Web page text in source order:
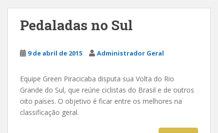
Pedaladas no Sul
9 de abril de 2015 Administrador Geral
Equipe Green Piracicaba disputa sua Volta do Rio
Grande do Sul, que reúne ciclistas do Brasil e de outros
oito países. O objetivo é ficar entre os melhores na
classificação geral.